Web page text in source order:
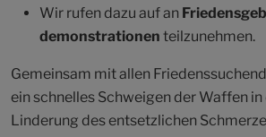
Wir rufen dazu auf an
demonstrationen teilzunehmen.
Gemeinsam mit allen
ein schnelles Schweigen der Waffen in
Linderung des entsetzlichen